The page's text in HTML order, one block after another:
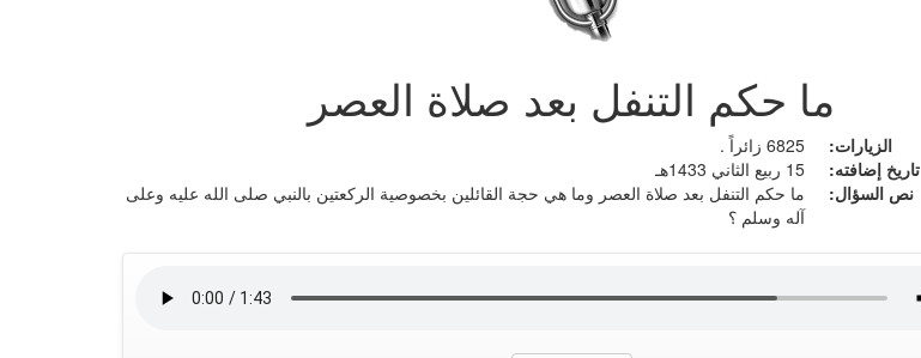
ما حكم التنفل بعد صلاة العصر
الزيارات:
6825 زائراً .
تاريخ إضافته:
15 ربيع الثاني 1433هـ
نص السؤال:
ما حكم التنفل بعد صلاة العصر وما هي حجة القائلين بخصوصية الركعتين بالنبي صلى الله عليه وعلى
آله وسلم ؟